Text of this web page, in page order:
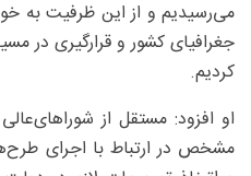
می‌رسیدیم و از این ظرفیت به
جغرافیای کشور و قرارگیری در
کردیم.
او افزود: مستقل از
مشخص در ارتباط با اجرای